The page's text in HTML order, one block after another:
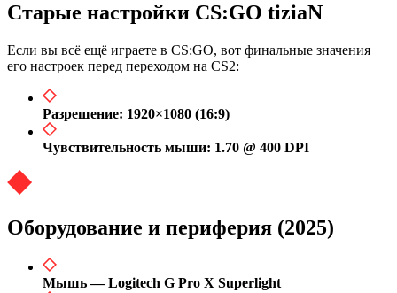
Старые настройки CS:GO tiziaN
Если вы всё ещё играете в CS:GO, вот финальные значения
его настроек перед переходом на CS2:
Разрешение: 1920×1080 (16:9)
Чувствительность мыши: 1.70 @ 400 DPI
Оборудование и периферия (2025)
Мышь — Logitech G Pro X Superlight